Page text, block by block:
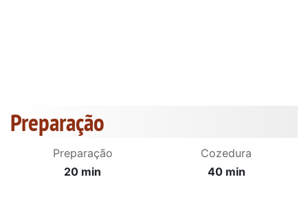
Preparação
Preparação
20 min
Cozedura
40 min